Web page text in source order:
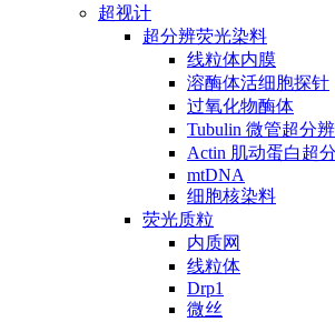
超视计
超分辨荧光染料
线粒体内膜
溶酶体活细胞探针
过氧化物酶体
Tubulin 微管超分
Actin 肌动蛋白超
mtDNA
细胞核染料
荧光质粒
内质网
线粒体
Drp1
微丝